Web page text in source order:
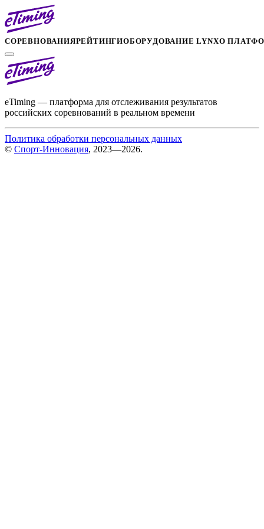
СОРЕВНОВАНИЯРЕЙТИНГИОБОРУДОВАНИЕ LYNXО
eTiming — платформа для отслеживания результатов
российских соревнований в реальном времени
Политика обработки персональных данных
© Спорт-Инновация, 2023—2026.